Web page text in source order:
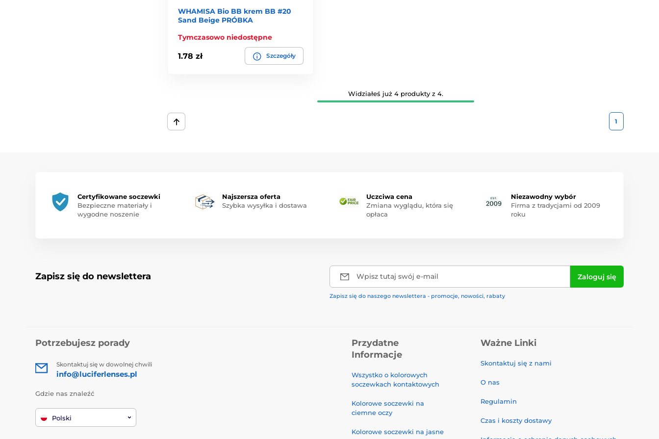
– dokładne oczyszczanie olejkiem Cleansing Oil, maska 2–3 razy w tygodniu, na koniec odżywczy krem.
Whamisa łączy w sobie tradycyjną koreańską wiedzę o pielęgnacji skóry z nowoczesną nauką. Każdy produkt jest starannie opracowany – od doboru składników po opakowanie –
i zapewnia skórze czystą, skuteczną i luksusową pielęgnację.
WHAMISA Bio BB krem BB #20
Sand Beige PRÓBKA
Tymczasowo niedostępne
1.78 zł Szczegóły
Widziałeś już 4 produkty z 4.
1
Certyfikowane soczewki
Bezpieczne materiały i
wygodne noszenie
Najszersza oferta
Szybka wysyłka i dostawa
Uczciwa cena
Zmiana wyglądu, która się
opłaca
Niezawodny wybór
Firma z tradycjami od 2009
roku
Zapisz się do newslettera Wpisz tutaj swój e-mail Zaloguj się
Zapisz się do naszego newslettera - promocje, nowości, rabaty
Potrzebujesz porady
Skontaktuj się w dowolnej chwili
info@luciferlenses.pl
Gdzie nas znaleźć
Polski
Przydatne
Informacje
Wszystko o kolorowych
soczewkach kontaktowych
Kolorowe soczewki na
ciemne oczy
Kolorowe soczewki na jasne
Ważne Linki
Skontaktuj się z nami
O nas
Regulamin
Czas i koszty dostawy